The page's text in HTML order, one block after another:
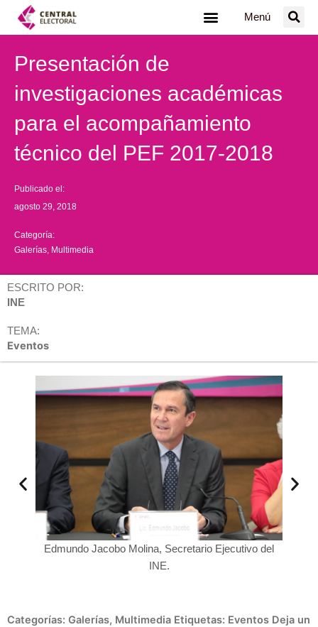
Menú
Presentación de
investigaciones académicas
para el acompañamiento
técnico del PEF 2017-2018
Publicado el:
agosto 29, 2018
Categoría:
Galerías Multimedia
ESCRITO POR:
INE
TEMA:
Eventos
Edmundo Jacobo Molina, Secretario Ejecutivo del
INE.
Categorías: Galerías, Multimedia Etiquetas: Eventos Deja un